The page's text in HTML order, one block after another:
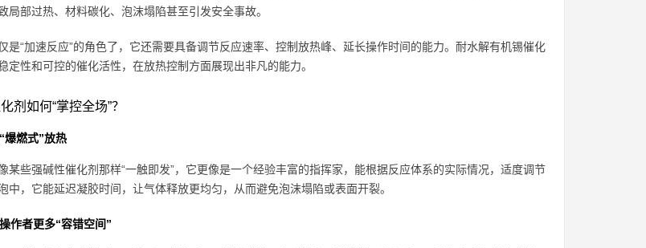
局部过热、材料碳化、泡沫塌陷甚至引发安全事故。
是“加速反应”的角色了，它还需要具备调节反应速率、控制放热峰、延长操作时间的能力。耐水解有机锡催化
定性和可控的催化活性，在放热控制方面展现出非凡的能力。
剂如何“掌控全场”？
爆燃式”放热
某些强碱性催化剂那样“一触即发”，它更像是一个经验丰富的指挥家，能根据反应体系的实际情况，适度调节
中，它能延迟凝胶时间，让气体释放更均匀，从而避免泡沫塌陷或表面开裂。
作者更多“容错空间”